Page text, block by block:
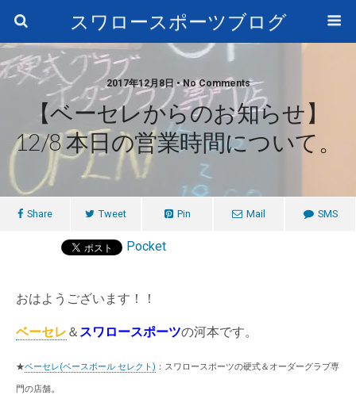
スワロースポーツブログ
2017年12月8日 • No Comments
【ベーセレからのお知らせ】
12/8 本日の営業時間について。
Share Tweet Pin Mail SMS
Pocket
おはようございます！！
ベーセレ ＆ スワロースポーツの河本です。
★ベーセレ(ベースボール セレクト) ：スワロースポーツの硬式＆オーダーグラブ専
門の店舗。